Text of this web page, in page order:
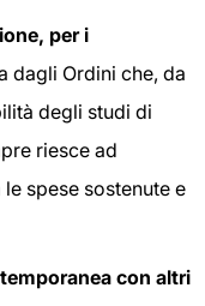
per i
dagli Ordini che, da
degli studi di
riesce ad
spese sostenute e
con altri